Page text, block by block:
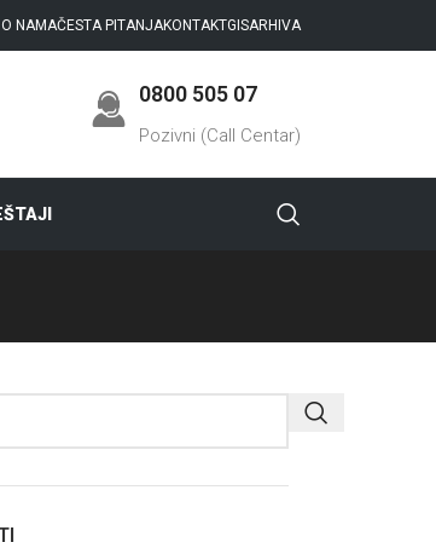
O NAMAČESTA PITANJAKONTAKTGISARHIVA
0800 505 07
Pozivni (Call Centar)